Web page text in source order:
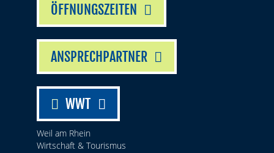
ÖFFNUNGSZEITEN
ANSPRECHPARTNER
WWT
Weil am Rhein
Wirtschaft & Tourismus